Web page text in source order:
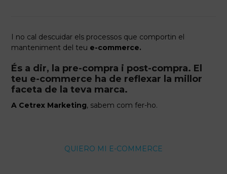
I no cal descuidar els processos que comportin el
manteniment del teu e-commerce.
És a dir, la pre-compra i post-compra. El
teu e-commerce ha de reflexar la millor
faceta de la teva marca.
A Cetrex Marketing, sabem com fer-ho.
QUIERO MI E-COMMERCE